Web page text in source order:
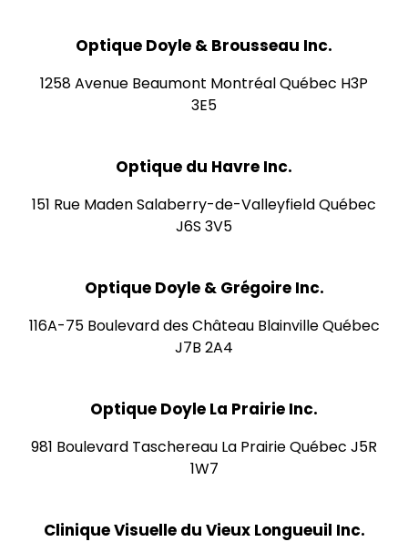
Optique Doyle & Brousseau Inc.
1258 Avenue Beaumont Montréal Québec H3P
3E5
Optique du Havre Inc.
151 Rue Maden Salaberry-de-Valleyfield Québec
J6S 3V5
Optique Doyle & Grégoire Inc.
116A-75 Boulevard des Château Blainville Québec
J7B 2A4
Optique Doyle La Prairie Inc.
981 Boulevard Taschereau La Prairie Québec J5R
1W7
Clinique Visuelle du Vieux Longueuil Inc.